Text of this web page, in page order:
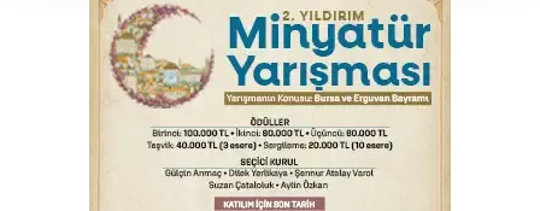
İnegöl’de yangın paniği! Apartmana
sıçrayan alevler söndürüldü
Elektrik akımına kapılan işçi hayatını
kaybetti